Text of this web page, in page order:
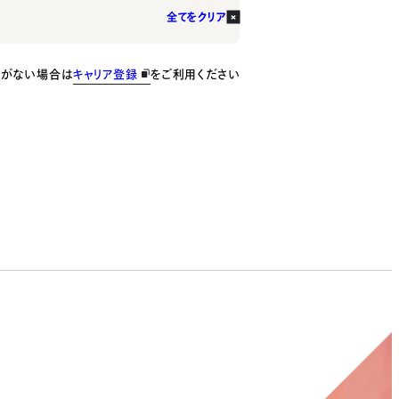
全てをクリア
ない場合はキャリア登録 をご利用ください